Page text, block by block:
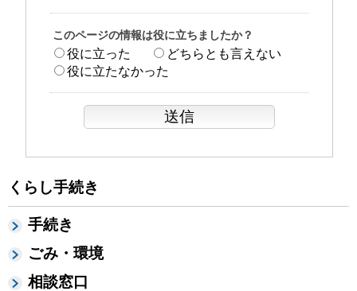
くらし手続き
手続き
ごみ・環境
相談窓口
このページの情報は役に立ちましたか？
役に立った
どちらとも言えない
役に立たなかった